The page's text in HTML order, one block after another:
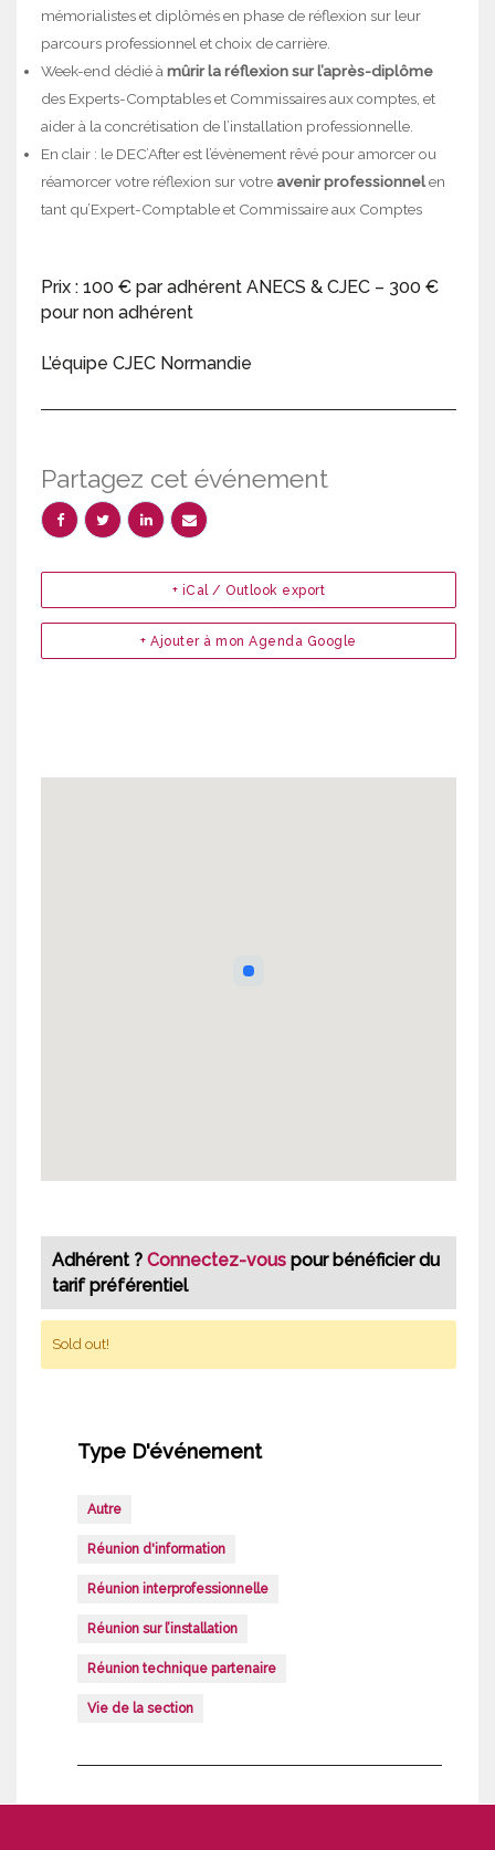
mémorialistes et diplômés en phase de réflexion sur leur
parcours professionnel et choix de carrière.
Week-end dédié à mûrir la réflexion sur l’après-diplôme
des Experts-Comptables et Commissaires aux comptes, et
aider à la concrétisation de l’installation professionnelle.
En clair : le DEC’After est l’évènement rêvé pour amorcer ou
réamorcer votre réflexion sur votreavenir professionnelen
tant qu’Expert-Comptable et Commissaire aux Comptes
Prix : 100 € par adhérent ANECS & CJEC – 300 €
pour non adhérent
L’équipe CJEC Normandie
Partagez cet événement
+ Ajouter à mon Agenda Google
+ iCal / Outlook export
Adhérent ? Connectez-vous pour bénéficier du
tarif préférentiel
Sold out!
Type D'événement
Autre
Réunion d'information
Réunion interprofessionnelle
Réunion sur l’installation
Réunion technique partenaire
Vie de la section